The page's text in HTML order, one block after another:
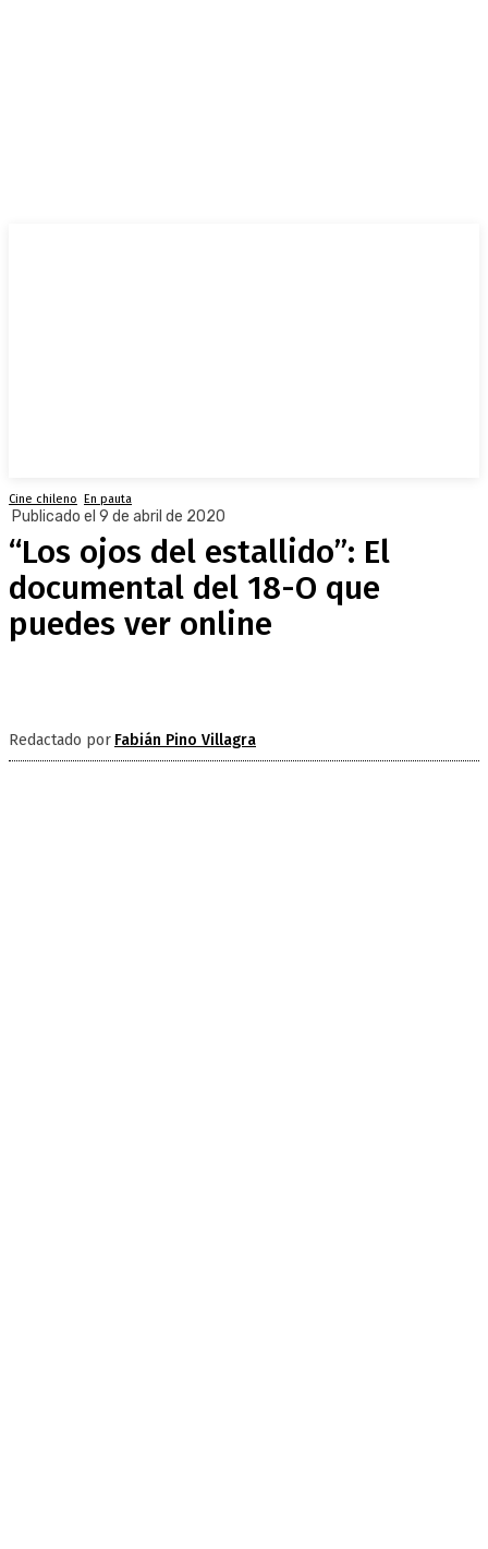
Cine chileno En pauta
Publicado el 9 de abril de 2020
“Los ojos del estallido”: El
documental del 18-O que
puedes ver online
Redactado por Fabián Pino Villagra